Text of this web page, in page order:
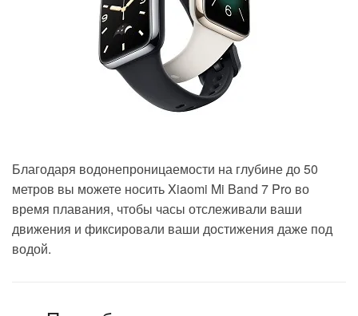
Благодаря водонепроницаемости на глубине до 50
метров вы можете носить Xiaomi Mi Band 7 Pro во
время плавания, чтобы часы отслеживали ваши
движения и фиксировали ваши достижения даже под
водой.